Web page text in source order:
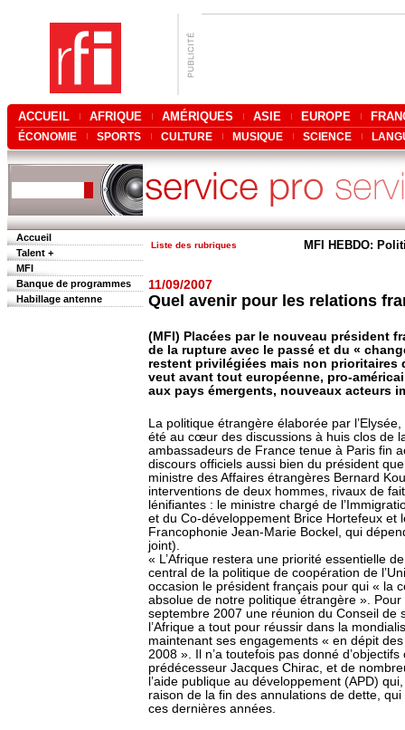
ACCUEIL AFRIQUE AMÉRIQUES ASIE EUROPE
ÉCONOMIE SPORTS CULTURE MUSIQUE SCIENCE
Accueil
Talent +
MFI
Banque de programmes
Habillage antenne
Liste des rubriques MFI HEBDO:
11/09/2007
Quel avenir pour les relations
(MFI) Placées par le nouveau président
de la rupture avec le passé et du «
restent privilégiées mais non
veut avant tout européenne, pro-
aux pays émergents, nouveaux acteurs
La politique étrangère élaborée par
été au cœur des discussions à huis clos de
ambassadeurs de France tenue à Paris fin
discours officiels aussi bien du président
ministre des Affaires étrangères Bernard
interventions de deux hommes, rivaux de
lénifiantes : le ministre chargé de
et du Co-développement Brice Hortefeux et
Francophonie Jean-Marie Bockel, qui
joint).
« L’Afrique restera une priorité essentielle
central de la politique de coopération de
occasion le président français pour qui « la
absolue de notre politique étrangère ».
septembre 2007 une réunion du Conseil de
l’Afrique a tout pour réussir dans la
maintenant ses engagements « en dépit
2008 ». Il n’a toutefois pas donné
prédécesseur Jacques Chirac, et de
l’aide publique au développement (APD)
raison de la fin des annulations de dette,
ces dernières années.